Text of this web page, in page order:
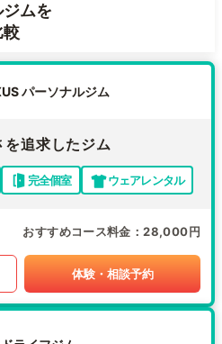
ムを
較
パーソナルジム
を追求したジム
完全個室 ウェアレンタル
おすすめコース料金 28,000円
体験・相談予約